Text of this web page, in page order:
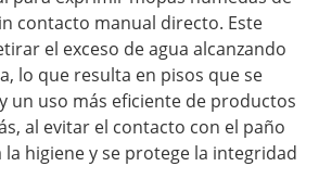
contacto manual directo. Este
el exceso de agua alcanzando
lo que resulta en pisos que se
un uso más eficiente de productos
al evitar el contacto con el paño
higiene y se protege la integridad